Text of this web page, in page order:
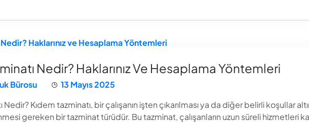
Nedir? Haklarınız Ve Hesaplama Yöntemleri
Bürosu
13 Mayıs 2025
Nedir? Kıdem tazminatı, bir çalışanın işten çıkarılması ya da diğer belirli koşullar
gereken bir tazminat türüdür. Bu tazminat, çalışanların uzun süreli hizmetleri